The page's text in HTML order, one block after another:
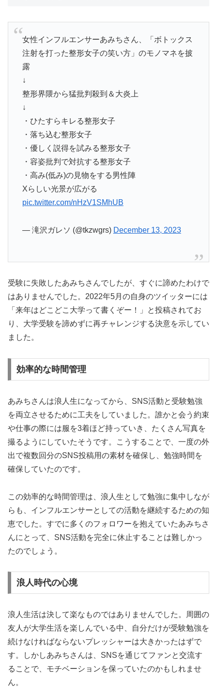
女性インフルエンサーあみちさん、「ボトックス
注射を打った整形女子の笑い方」のモノマネを披
露
↓
整形界隈から猛批判殺到＆大炎上
↓
・ひたすらキレる整形女子
・落ち込む整形女子
・優しく説得を試みる整形女子
・容姿批判で対抗する整形女子
・高み(低み)の見物をする男性陣
Xらしい光景が広がる
pic.twitter.com/nHzV1SMhUB
— 滝沢ガレソ (@tkzwgrs) December 13, 2023
受験に失敗したあみちさんでしたが、すぐに諦めたわけで
はありませんでした。2022年5月の自身のツイッターには
「来年はどこどこ大学って書くぞー！」と投稿されてお
り、大学受験を諦めずに再チャレンジする決意を示してい
ました。
効率的な時間管理
あみちさんは浪人生になってから、SNS活動と受験勉強
を両立させるために工夫をしていました。誰かと会う約束
や仕事の際には服を3着ほど持っていき、たくさん写真を
撮るようにしていたそうです。こうすることで、一度の外
出で複数回分のSNS投稿用の素材を確保し、勉強時間を
確保していたのです。
この効率的な時間管理は、浪人生として勉強に集中しなが
らも、インフルエンサーとしての活動を継続するための知
恵でした。すでに多くのフォロワーを抱えていたあみちさ
んにとって、SNS活動を完全に休止することは難しかっ
たのでしょう。
浪人時代の心境
浪人生活は決して楽なものではありませんでした。周囲の
友人が大学生活を楽しんでいる中、自分だけが受験勉強を
続けなければならないプレッシャーは大きかったはずで
す。しかしあみちさんは、SNSを通じてファンと交流す
ることで、モチベーションを保っていたのかもしれませ
ん。